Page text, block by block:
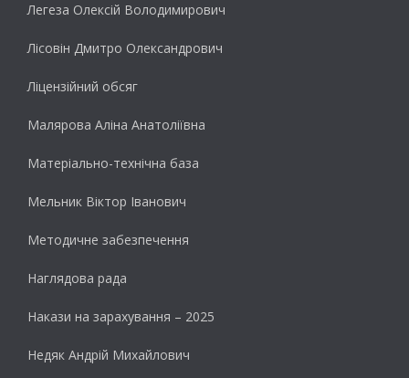
Легеза Олексій Володимирович
Лісовін Дмитро Олександрович
Ліцензійний обсяг
Малярова Аліна Анатоліївна
Матеріально-технічна база
Мельник Віктор Іванович
Методичне забезпечення
Наглядова рада
Накази на зарахування – 2025
Недяк Андрій Михайлович